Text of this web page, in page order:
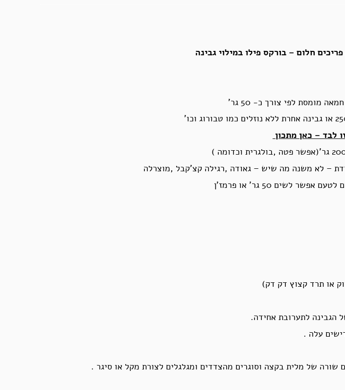
חלום – בורקס פילו במילוי גבינה
מומסת לפי צורך כ- 50 גר’
לבד – כאן מתכון
– לא משנה מה שיש – גאודה ,רגילה קצ’קבל ,מוצרלה
לשים 50 גר’ או פרמז’ן
או תרד קצוץ דק דק)
הגבינה לתערובת אחידה.
עלה .
של מלית בקצה וסוגרים מהצדדים ומגלגלים לצורת מקל או סיגר .